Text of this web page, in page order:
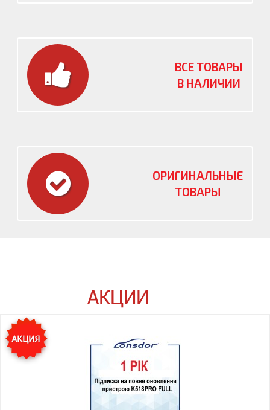
ВСЕ ТОВАРЫ
В НАЛИЧИИ
ОРИГИНАЛЬНЫЕ
ТОВАРЫ
АКЦИИ